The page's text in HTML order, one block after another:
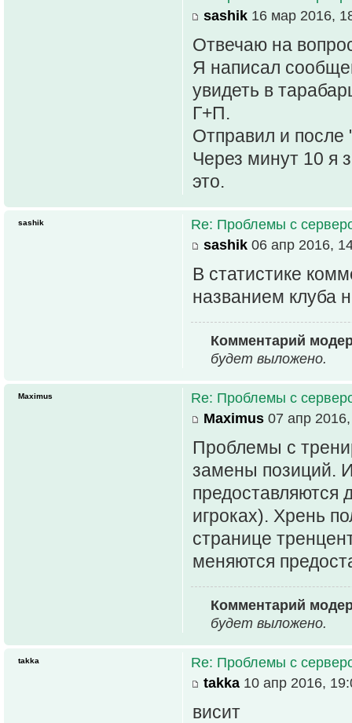
sashik 16 мар 2016,
Отвечаю на
Я написал
увидеть в
Г+П.
Отправил и после
Через минут 10 я
это.
Re: Проблемы с
sashik 06 апр 2016,
В статистике
названием клуба
Комментарий
будет выложено.
sashik
Re: Проблемы с
Maximus 07 апр
Проблемы с
замены позиций.
предоставляются
игроках). Хрень
странице
меняются
Комментарий
будет выложено.
Maximus
Re: Проблемы с
takka 10 апр 2016,
висит
takka